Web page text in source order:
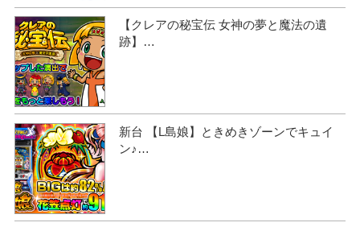
【クレアの秘宝伝 女神の夢と魔法の遺
跡】…
新台 【L島娘】ときめきゾーンでキュイ
ン♪…